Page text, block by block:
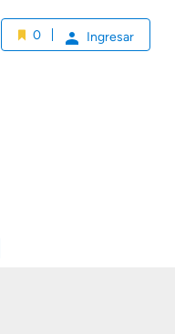
0 Ingresar